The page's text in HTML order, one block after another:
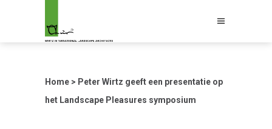
Home > Peter Wirtz geeft een presentatie op
het Landscape Pleasures symposium